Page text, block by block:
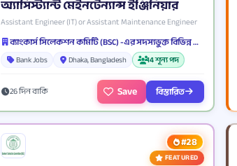
অ্যাসিস্ট্যান্ট মেইনটেন্যান্স ইঞ্জিনিয়ার
Assistant Engineer (IT) or Assistant Maintenance Engineer
ব্যাংকার্স সিলেকশন কমিটি (BSC) -এর সদস্যভুক্ত বিভিন্ন ব্যাংক ও আর্থিক প্রতিষ্ঠান
Bank Jobs Dhaka, Bangladesh 14 শূন্য পদ
26 দিন বাকি Save বিস্তারিত
#28
FEATURED